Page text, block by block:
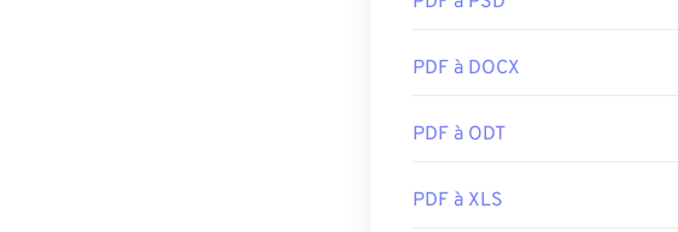
PDF à DOCX
PDF à ODT
PDF à XLS